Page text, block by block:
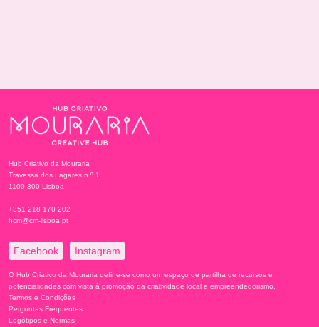
Hub Criativo da Mouraria
Travessa dos Lagares n.º 1
1100-300 Lisboa
+351 218 170 202
hcm@cm-lisboa.pt
Facebook Instagram
O Hub Criativo da Mouraria define-se como um espaço de partilha de recursos e
potencialidades com vista à promoção da criatividade local e empreendedorismo.
Termos e Condições
Perguntas Frequentes
Logótipos e Normas